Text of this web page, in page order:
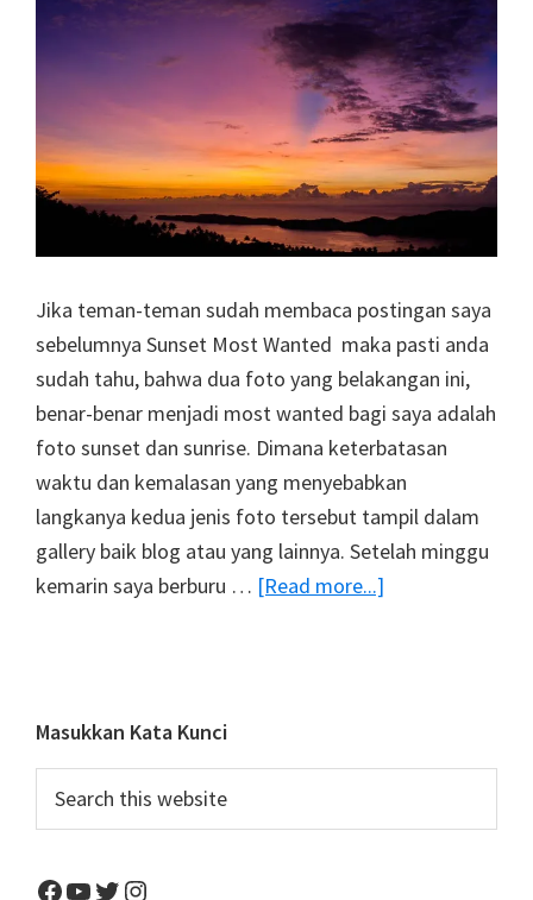
Jika teman-teman sudah membaca postingan saya
sebelumnya Sunset Most Wanted maka pasti anda
sudah tahu, bahwa dua foto yang belakangan ini,
benar-benar menjadi most wanted bagi saya adalah
foto sunset dan sunrise. Dimana keterbatasan
waktu dan kemalasan yang menyebabkan
langkanya kedua jenis foto tersebut tampil dalam
gallery baik blog atau yang lainnya. Setelah minggu
kemarin saya berburu … [Read more...]
Primary
Sidebar
Masukkan Kata Kunci
this
website
Facebook
YouTube
Twitter
Instagram